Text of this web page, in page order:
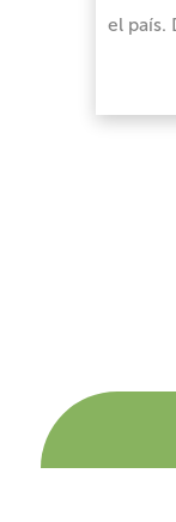
el país.